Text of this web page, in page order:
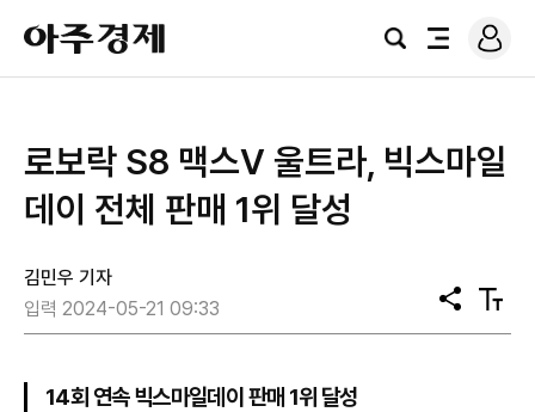
아
주
경
검
전
로
그
로보락 S8 맥스V 울트라, 빅스마일
데이 전체 판매 1위 달성
김민우 기자
입력 2024-05-21 09:33
공
유
텍
스
14회 연속 빅스마일데이 판매 1위 달성